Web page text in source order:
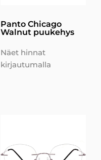
Panto Chicago
Walnut puukehys
Näet hinnat
kirjautumalla